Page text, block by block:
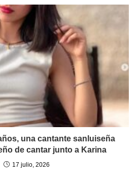
una cantante sanluiseña
de cantar junto a Karina
17 julio, 2026